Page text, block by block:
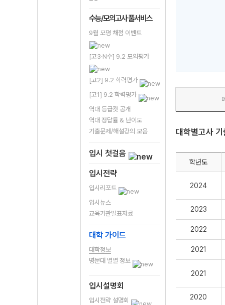
수능/모의고사 풀서비스
9월 모평 채점 이벤트
[고3·N수] 9.2 모의평가
[고2] 9.2 학력평가
[고1] 9.2 학력평가
역대 등급컷 공개
역대 정답률 & 난이도
기출문제/해설강의 모음
입시 첫걸음
입시전략
입시리포트
입시뉴스
교육기관발표자료
대학 가이드
대학정보
명문대 별별 정보
입시설명회
입시전략 설명회
대학별고사
학년도
2024
2023
2022
2021
2021
2020